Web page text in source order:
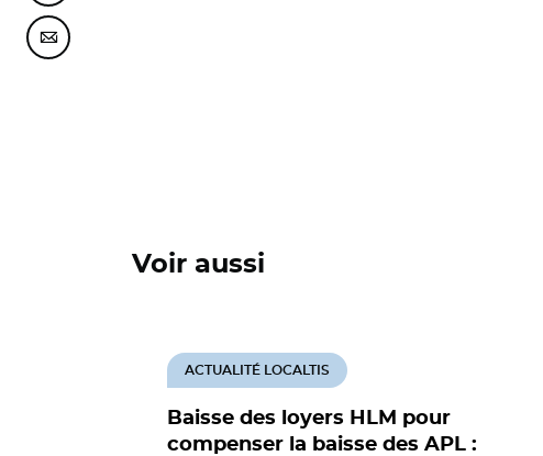
Partager cette page sur Courriel
Voir aussi
Baisse des loyers HLM pour
compenser la baisse des APL :
ACTUALITÉ LOCALTIS